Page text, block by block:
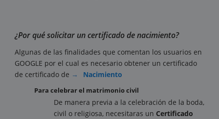
¿Por qué solicitar un certificado de nacimiento?
Algunas de las finalidades que comentan los usuarios en
GOOGLE por el cual es necesario obtener un certificado
de certificado de
Nacimiento
Para celebrar el matrimonio civil
De manera previa a la celebración de la boda,
civil o religiosa, necesitaras un Certificado